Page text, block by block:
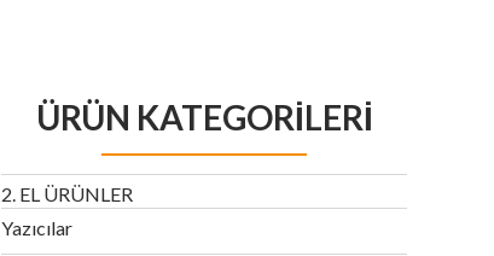
ÜRÜN KATEGORILERI
2. EL ÜRÜNLER
Yazıcılar